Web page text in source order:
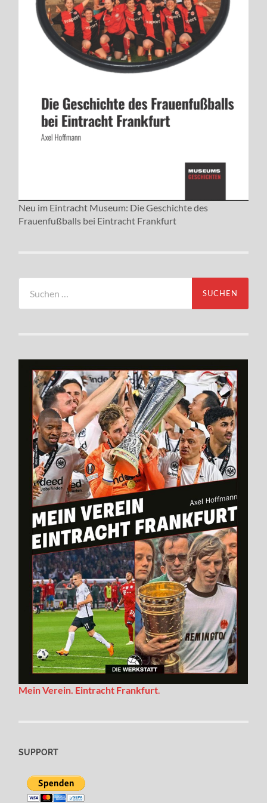
Neu im Eintracht Museum: Die Geschichte des
Frauenfußballs bei Eintracht Frankfurt
nach:
Mein Verein. Eintracht Frankfurt.
SUPPORT